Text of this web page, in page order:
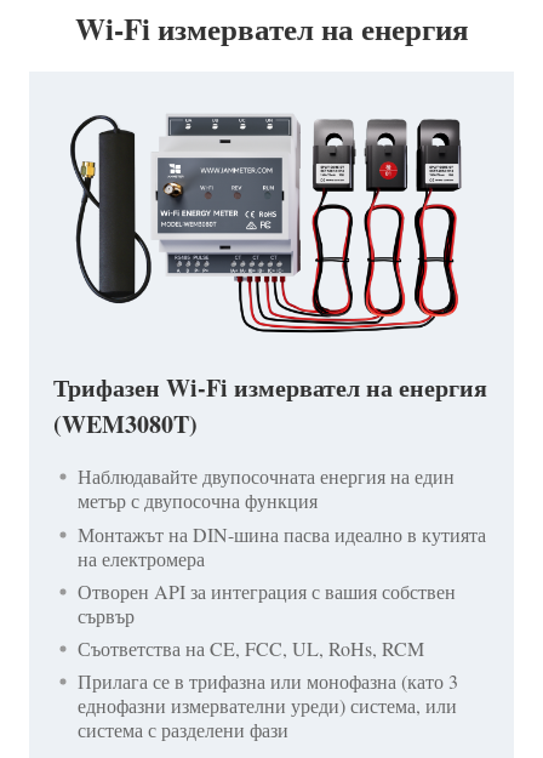
Wi-Fi измервател на енергия
Трифазен Wi-Fi измервател на енергия
(WEM3080T)
Наблюдавайте двупосочната енергия на един
метър с двупосочна функция
Монтажът на DIN-шина пасва идеално в кутията
на електромера
Отворен API за интеграция с вашия собствен
сървър
Съответства на CE, FCC, UL, RoHs, RCM
Прилага се в трифазна или монофазна (като 3
еднофазни измервателни уреди) система, или
система с разделени фази